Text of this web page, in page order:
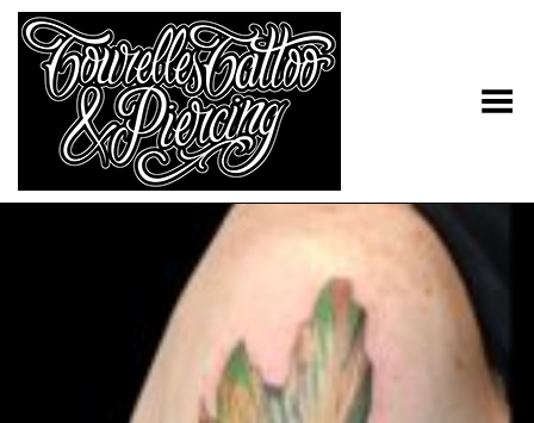
Toggle Menu